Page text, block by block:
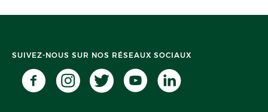
SUIVEZ-NOUS SUR NOS RÉSEAUX SOCIAUX